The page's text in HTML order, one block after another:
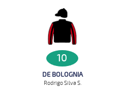
10
DE BOLOGNIA
Rodrigo Silva S.